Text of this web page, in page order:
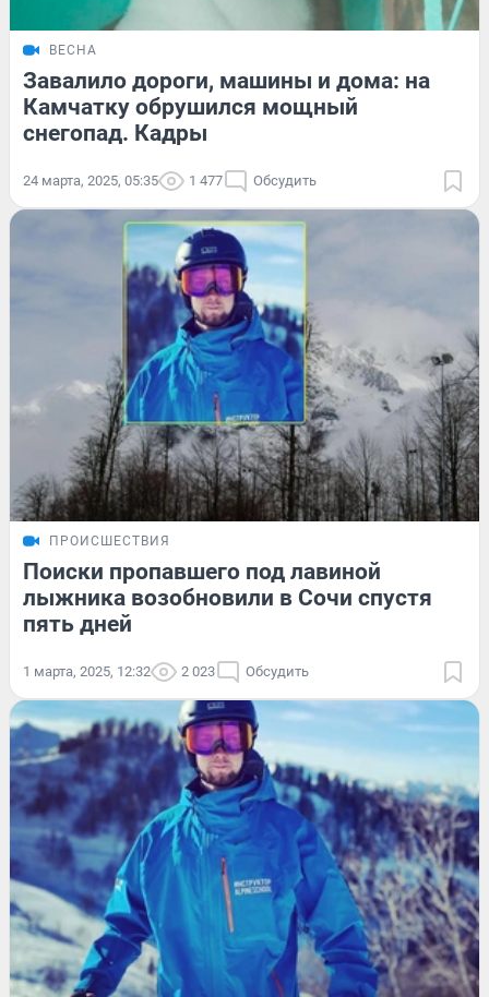
ВЕСНА
Завалило дороги, машины и дома: на
Камчатку обрушился мощный
снегопад. Кадры
24 марта, 2025, 05:35 1 477 Обсудить
ПРОИСШЕСТВИЯ
Поиски пропавшего под лавиной
лыжника возобновили в Сочи спустя
пять дней
1 марта, 2025, 12:32 2 023 Обсудить